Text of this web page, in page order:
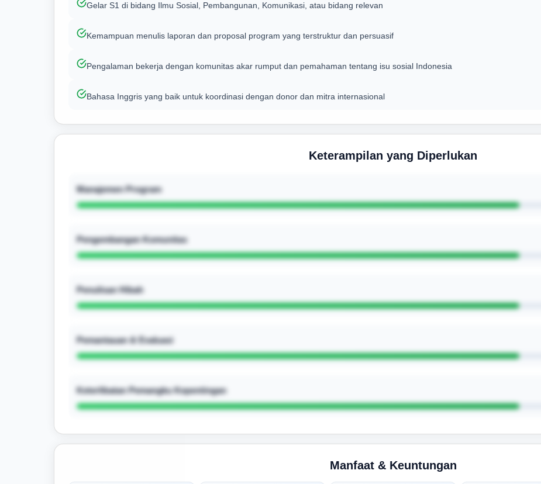
Gelar S1 di bidang Ilmu Sosial, Pembangunan, Komunikasi, atau bidang relevan
Kemampuan menulis laporan dan proposal program yang terstruktur dan persuasif
Pengalaman bekerja dengan komunitas akar rumput dan pemahaman tentang isu sosial Indonesia
Bahasa Inggris yang baik untuk koordinasi dengan donor dan mitra internasional
Keterampilan yang Diperlukan
Manajemen Program
Pengembangan Komunitas
Penulisan Hibah
Pemantauan & Evaluasi
Keterlibatan Pemangku Kepentingan
Manfaat & Keuntungan